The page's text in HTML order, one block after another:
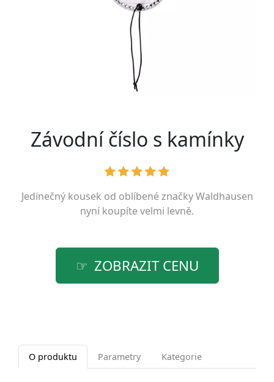
Závodní číslo s kamínky
Jedinečný kousek od oblíbené značkyWaldhausen
nyní koupíte velmi levně.
ZOBRAZIT CENU
O produktu Parametry Kategorie